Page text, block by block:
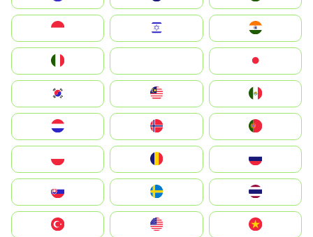
South Korea
United States